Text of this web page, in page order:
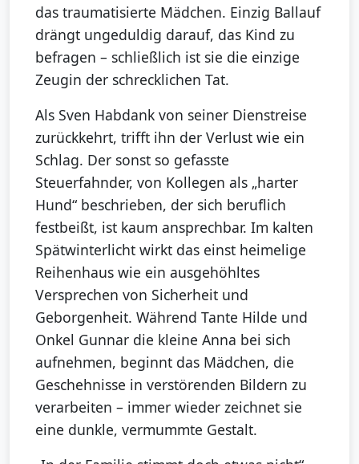
das traumatisierte Mädchen. Einzig Ballauf
drängt ungeduldig darauf, das Kind zu
befragen – schließlich ist sie die einzige
Zeugin der schrecklichen Tat.
Als Sven Habdank von seiner Dienstreise
zurückkehrt, trifft ihn der Verlust wie ein
Schlag. Der sonst so gefasste
Steuerfahnder, von Kollegen als „harter
Hund“ beschrieben, der sich beruflich
festbeißt, ist kaum ansprechbar. Im kalten
Spätwinterlicht wirkt das einst heimelige
Reihenhaus wie ein ausgehöhltes
Versprechen von Sicherheit und
Geborgenheit. Während Tante Hilde und
Onkel Gunnar die kleine Anna bei sich
aufnehmen, beginnt das Mädchen, die
Geschehnisse in verstörenden Bildern zu
verarbeiten – immer wieder zeichnet sie
eine dunkle, vermummte Gestalt.